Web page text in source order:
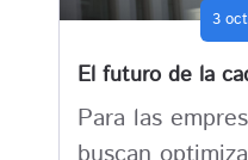
3
Para las